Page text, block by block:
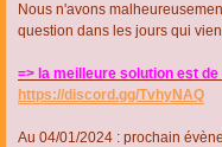
Nous n'avons
question dans les jours qui
=> la meilleure solution est
https://discord.gg/TvhyNAQ
Au 04/01/2024 : prochain